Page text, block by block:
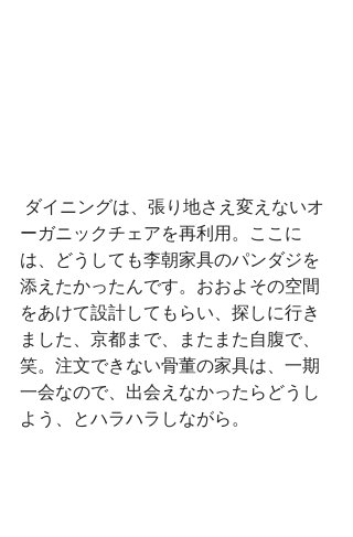
ーガニックチェアを再利用。ここに
は、どうしても李朝家具のパンダジを
添えたかったんです。おおよその空間
をあけて設計してもらい、探しに行き
ました、京都まで、またまた自腹で、
笑。注文できない骨董の家具は、一期
一会なので、出会えなかったらどうし
よう、とハラハラしながら。